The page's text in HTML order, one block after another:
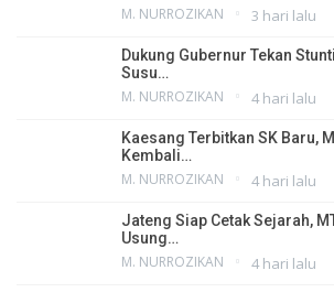
M. NURROZIKAN 3 hari lalu
Dukung Gubernur Tekan
Susu…
M. NURROZIKAN 4 hari lalu
Kaesang Terbitkan SK Baru,
Kembali…
M. NURROZIKAN 4 hari lalu
Jateng Siap Cetak Sejarah,
Usung…
M. NURROZIKAN 4 hari lalu